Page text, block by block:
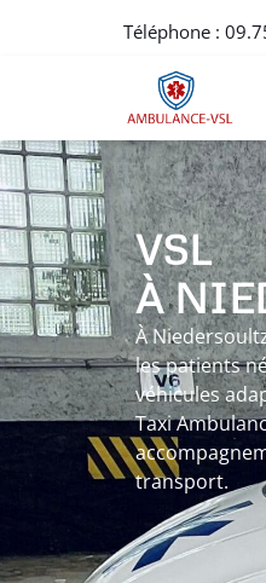
Téléphone :
VSL
À
À
les patients
véhicules
Taxi
transport.